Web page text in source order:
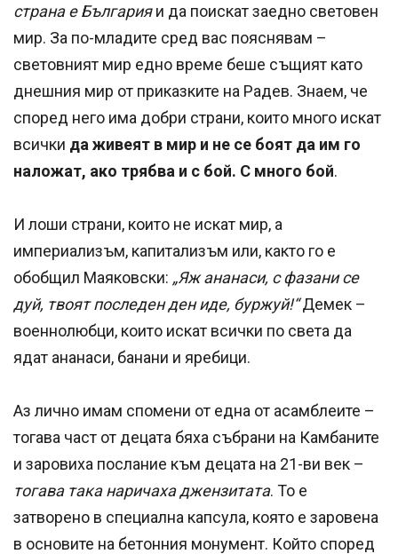
страна е Българияи да поискат заедно световен
мир. За по-младите сред вас пояснявам –
световният мир едно време беше същият като
днешния мир от приказките на Радев. Знаем, че
според него има добри страни, които много искат
всички да живеят в мир и не се боят да им го
наложат, ако трябва и с бой. С много бой.
И лоши страни, които не искат мир, а
империализъм, капитализъм или, както го е
обобщил Маяковски: „Яж ананаси, с фазани се
дуй, твоят последен ден иде, буржуй!“Демек –
военнолюбци, които искат всички по света да
ядат ананаси, банани и яребици.
Аз лично имам спомени от една от асамблеите –
тогава част от децата бяха събрани на Камбаните
и заровиха послание към децата на 21-ви век –
тогава така наричаха джензитата. То е
затворено в специална капсула, която е заровена
в основите на бетонния монумент. Който според